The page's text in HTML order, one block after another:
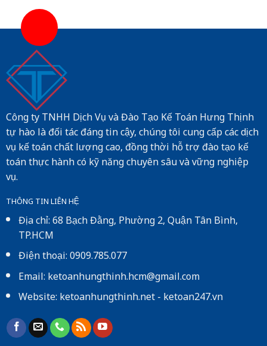
Công ty TNHH Dịch Vụ và Đào Tạo Kế Toán Hưng Thịnh
tự hào là đối tác đáng tin cậy, chúng tôi cung cấp các dịch
vụ kế toán chất lượng cao, đồng thời hỗ trợ đào tạo kế
toán thực hành có kỹ năng chuyên sâu và vững nghiệp
vụ.
THÔNG TIN LIÊN HỆ
Địa chỉ: 68 Bạch Đằng, Phường 2, Quận Tân Bình,
TP.HCM
Điện thoại: 0909.785.077
Email: ketoanhungthinh.hcm@gmail.com
Website:ketoanhungthinh.net-ketoan247.vn